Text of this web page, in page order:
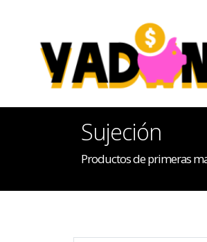
Sujeción
Productos de primeras